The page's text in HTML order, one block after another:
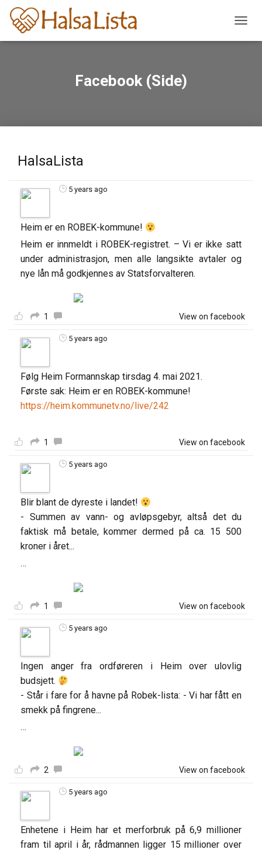
I
Facebook (Side)
HalsaLista
5 years ago
Heim er en ROBEK-kommune!
Heim er innmeldt i ROBEK-registret. – Vi er ikke satt
under administrasjon, men alle langsikte avtaler og
nye lån må godkjennes av Statsforvalteren.
1 View on facebook
5 years ago
Følg Heim Formannskap tirsdag 4. mai 2021.
Første sak: Heim er en ROBEK-kommune!
https://heim.kommunetv.no/live/242
1 View on facebook
5 years ago
Blir blant de dyreste i landet!
- Summen av vann- og avløpsgebyr, altså det du
faktisk må betale, kommer dermed på ca. 15 500
kroner i året...
…
1 View on facebook
5 years ago
Ingen anger fra ordføreren i Heim over ulovlig
budsjett.
- Står i fare for å havne på Robek-lista: - Vi har fått en
smekk på fingrene...
…
2 View on facebook
5 years ago
Enhetene i Heim har et merforbruk på 6,9 millioner
fram til april i år, rådmannen ligger 15 millioner over